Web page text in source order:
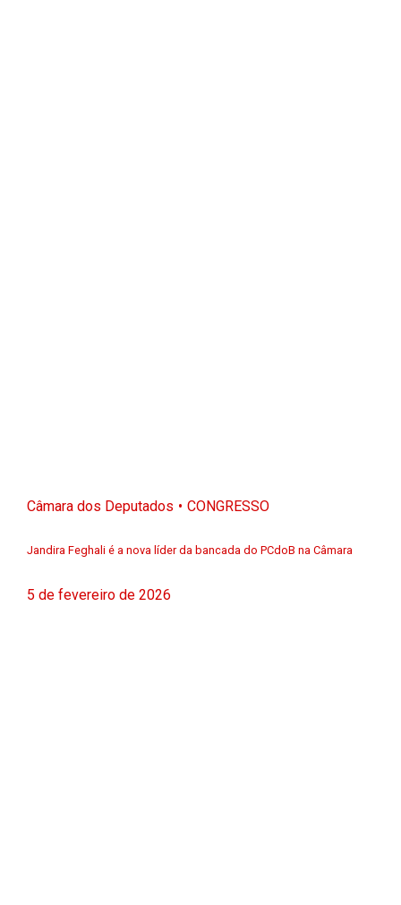
Câmara dos Deputados CONGRESSO
Jandira Feghali é a nova líder da bancada do PCdoB na Câmara
5 de fevereiro de 2026